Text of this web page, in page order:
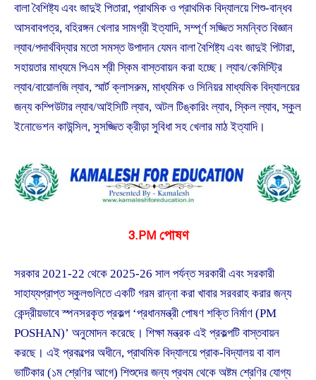
বালা বৈশিষ্ট্য এবং জাদুই পিতারা, প্রাথমিক ও প্রাথমিক বিদ্যালয়ে শিশু-বান্ধব
আসবাবপত্র, বহিরঙ্গন খেলার সামগ্রী ইত্যাদি, সম্পূর্ণ সজ্জিত সমন্বিত বিজ্ঞান
ল্যাব/পদার্থবিদ্যার মতো সমস্ত উপাদান যেমন বালা বৈশিষ্ট্য এবং জাদুই পিটারা,
সহায়তার মাধ্যমে পিএম শ্রী স্কিম বাস্তবায়ন করা হচ্ছে। ল্যাব/কেমিস্ট্রি
ল্যাব/বায়োলজি ল্যাব, স্মার্ট ক্লাসরুম, মাধ্যমিক ও সিনিয়র মাধ্যমিক বিদ্যালয়ের
জন্য কম্পিউটার ল্যাব/আইসিটি ল্যাব, অটল টিঙ্কারিং ল্যাব, স্কিল ল্যাব, স্কুল
ইনোভেশন কাউন্সিল, সুসজ্জিত ক্রীড়া সুবিধা সহ খেলার মাঠ ইত্যাদি।
3.PM পোষণ
সরকার 2021-22 থেকে 2025-26 সাল পর্যন্ত সরকারী এবং সরকারী
সাহায্যপ্রাপ্ত স্কুলগুলিতে একটি গরম রান্না করা খাবার সরবরাহ করার জন্য
কেন্দ্রীয়ভাবে স্পনসরকৃত প্রকল্প ‘প্রধানমন্ত্রী পোষণ শক্তি নির্মাণ (PM
POSHAN)’ অনুমোদন করেছে। শিক্ষা মন্ত্রক এই প্রকল্পটি বাস্তবায়ন
করছে। এই প্রকল্পের অধীনে, প্রাথমিক বিদ্যালয়ে প্রাক-বিদ্যালয় বা বাল
ভাটিকার (১ম শ্রেণির আগে) শিশুদের জন্য প্রথম থেকে অষ্টম শ্রেণির যোগ্য